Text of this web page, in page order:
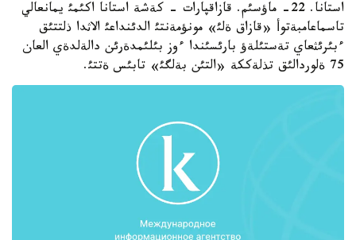
استانا. 22- ماؤسئم. قازاقپارات - كةشة استانا اكئمئ يمانعالي
تاسماعامبةتوأ «قازاق ةلئ» مونؤمةنتئ الدئنداعئ الاثدا ذلتتئق
ءبئرئثعاي تةستئلةؤ بارئسئندا ءوز بئلئمدةرئن دالةلدةي العان
75 ةلوردالئق تذلةككة «التئن بةلگئ» تابئس ةتتئ.